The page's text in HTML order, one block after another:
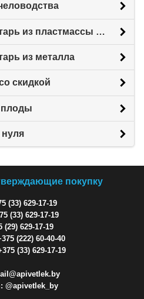
Пчеловодный инвентарь из пластмассы для пасеки
из металла
скидкой
плоды
покупку
(33) 629-17-19
(33) 629-17-19
(29) 629-17-19
(222) 60-40-40
(33) 629-17-19
@apivetlek_by